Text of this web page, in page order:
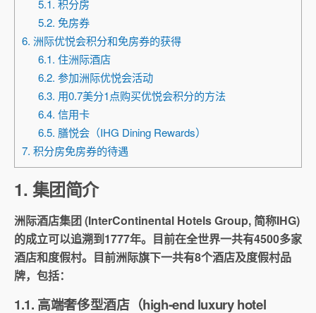
5.1. 积分房
5.2. 免房券
6. 洲际优悦会积分和免房券的获得
6.1. 住洲际酒店
6.2. 参加洲际优悦会活动
6.3. 用0.7美分1点购买优悦会积分的方法
6.4. 信用卡
6.5. 膳悦会（IHG Dining Rewards）
7. 积分房免房券的待遇
1. 集团简介
洲际酒店集团 (InterContinental Hotels Group, 简称IHG)
的成立可以追溯到1777年。目前在全世界一共有4500多家
酒店和度假村。 目前洲际旗下一共有8个酒店及度假村品
牌，包括：
1.1. 高端奢侈型酒店（high-end luxury hotel